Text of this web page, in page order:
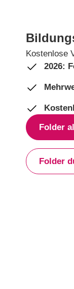
Kostenlose
2026:
Folder
Folder